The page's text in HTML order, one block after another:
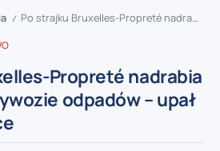
/ Po strajku Bruxelles-Propreté nadrabia zaległości w wywozie odpadów – upał spowalnia prace
Propreté nadrabia
odpadów – upał